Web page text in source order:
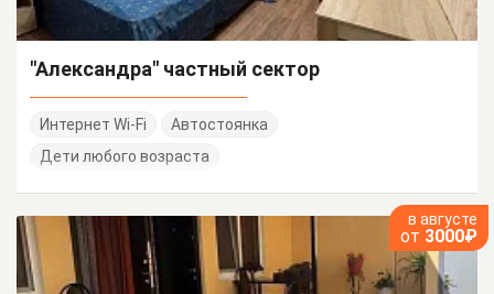
"Александра" частный сектор
Интернет Wi-Fi
Автостоянка
Дети любого возраста
в августе
от 3000₽